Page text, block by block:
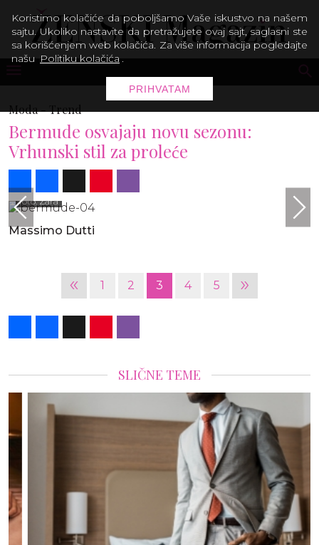
Moda -Trend
Bermude osvajaju novu sezonu:
Vrhunski stil za proleće
foto: Zara
Massimo Dutti
« 1 2 3 4 5 »
SLIČNE TEME
Koristimo kolačiće da poboljšamo Vaše iskustvo na našem
sajtu. Ukoliko nastavite da pretražujete ovaj sajt, saglasni ste
sa korišćenjem web kolačića. Za više informacija pogledajte
našu Politiku kolačića .
PRIHVATAM